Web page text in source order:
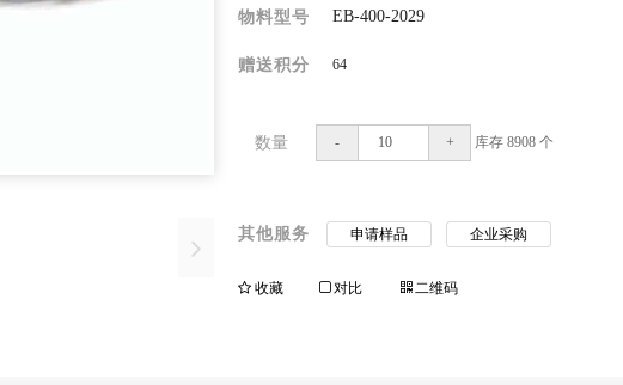
物料型号 EB-400-2029
赠送积分 64
数量 - + 库存 8908 个
其他服务 申请样品 企业采购
收藏 对比 二维码